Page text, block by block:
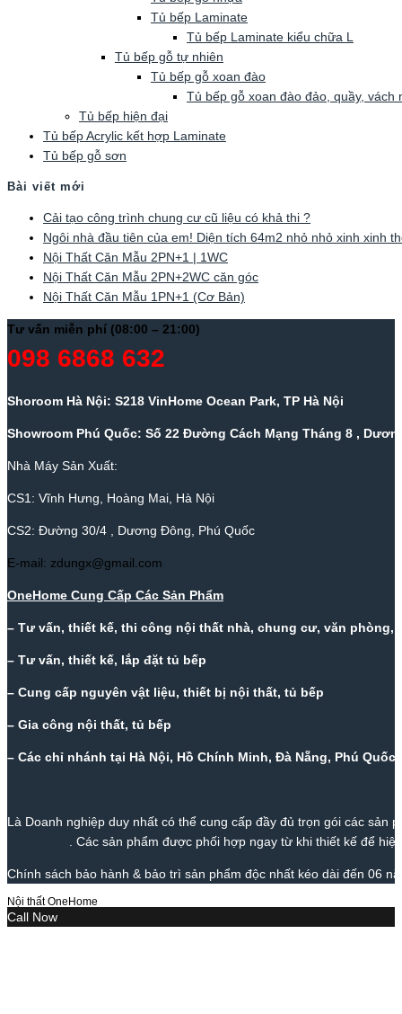
Tủ bếp Laminate
Tủ bếp Laminate kiểu chữa L
Tủ bếp gỗ tự nhiên
Tủ bếp gỗ xoan đào
Tủ bếp gỗ xoan đào đảo, quầy, vách
Tủ bếp hiện đại
Tủ bếp Acrylic kết hợp Laminate
Tủ bếp gỗ sơn
Bài viết mới
Cải tạo công trình chung cư cũ liệu có khả thi ?
Ngôi nhà đầu tiên của em! Diện tích 64m2 nhỏ nhỏ xinh xinh
Nội Thất Căn Mẫu 2PN+1 | 1WC
Nội Thất Căn Mẫu 2PN+2WC căn góc
Nội Thất Căn Mẫu 1PN+1 (Cơ Bản)
Tư vấn miễn phí (08:00 – 21:00)
098 6868 632
Shoroom Hà Nội: S218 VinHome Ocean Park, TP Hà Nội
Showroom Phú Quốc: Số 22 Đường Cách Mạng Tháng 8 ,
Nhà Máy Sản Xuất:
CS1: Vĩnh Hưng, Hoàng Mai, Hà Nội
CS2: Đường 30/4 , Dương Đông, Phú Quốc
E-mail: zdungx@gmail.com
OneHome Cung Cấp Các Sản Phẩm
– Tư vấn, thiết kế, thi công nội thất nhà, chung cư, văn phòng,
– Tư vấn, thiết kế, lắp đặt tủ bếp
– Cung cấp nguyên vật liệu, thiết bị nội thất, tủ bếp
– Gia công nội thất, tủ bếp
– Các chỉ nhánh tại Hà Nội, Hồ Chính Minh, Đà Nẵng, Phú Quốc
Là Doanh nghiệp duy nhất có thể cung cấp đầy đủ trọn gói các
. Các sản phẩm được phối hợp ngay từ khi thiết kế để
Chính sách bảo hành & bảo trì sản phẩm độc nhất kéo dài đến 06
Nội thất OneHome
Call Now